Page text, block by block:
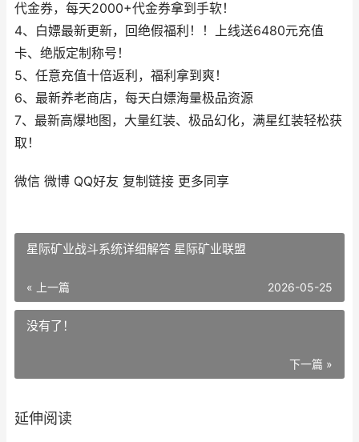
代金券，每天2000+代金券拿到手软！
4、白嫖最新更新，回绝假福利！！上线送6480元充值
卡、绝版定制称号！
5、任意充值十倍返利，福利拿到爽！
6、最新养老商店，每天白嫖海量极品资源
7、最新高爆地图，大量红装、极品幻化，满星红装轻松获
取！
微信 微博 QQ好友 复制链接 更多同享
星际矿业战斗系统详细解答 星际矿业联盟
« 上一篇 2026-05-25
没有了！
下一篇 »
延伸阅读